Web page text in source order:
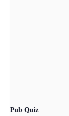
Pub Quiz